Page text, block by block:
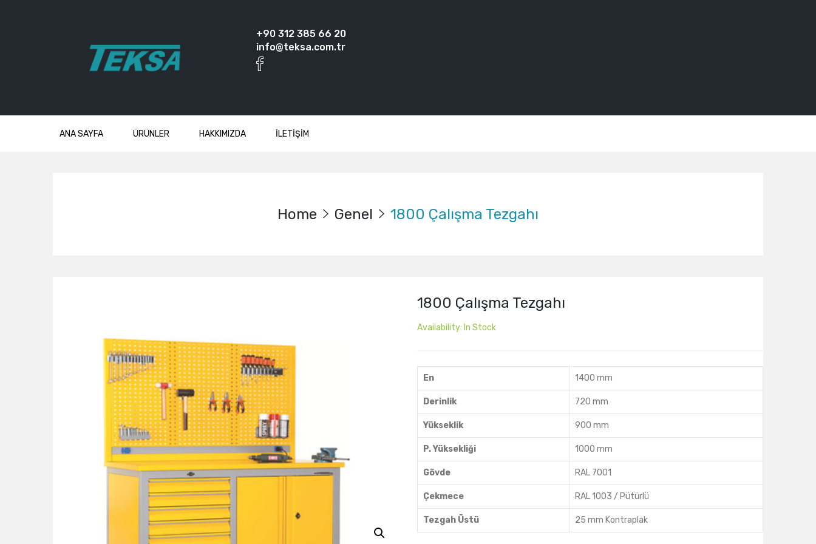
+90 312 385 66 20
info@teksa.com.tr
ANA SAYFA ÜRÜNLER HAKKIMIZDA İLETİŞİM
Home Genel 1800 Çalışma Tezgahı
1800 Çalışma Tezgahı
Availability: In Stock
En 1400 mm
Derinlik 720 mm
Yükseklik 900 mm
P. Yüksekliği 1000 mm
Gövde RAL 7001
Çekmece RAL 1003 / Pütürlü
Tezgah Üstü 25 mm Kontraplak